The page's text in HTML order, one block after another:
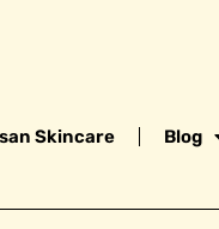
Skincare Blog